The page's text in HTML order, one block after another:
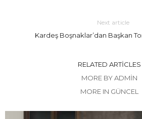
Next article
Kardeş Boşnaklar’dan Başkan
RELATED ARTICLES
MORE BY ADMIN
MORE IN GÜNCEL